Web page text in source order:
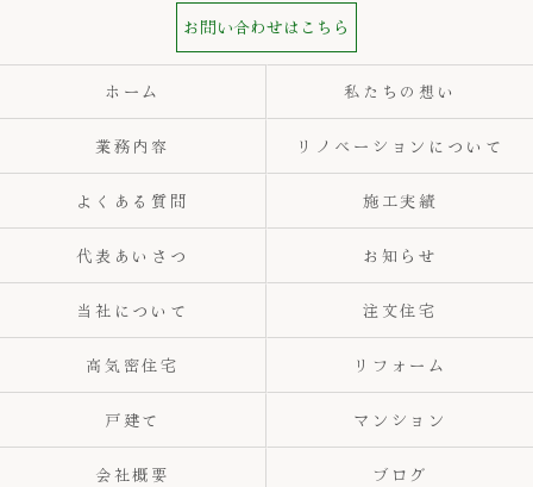
お問い合わせはこちら
ホーム 私たちの想い
業務内容 リノベーションについて
よくある質問 施工実績
代表あいさつ お知らせ
当社について 注文住宅
高気密住宅 リフォーム
戸建て マンション
会社概要 ブログ